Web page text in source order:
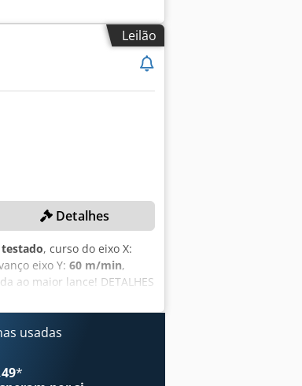
Leilão
Detalhes
, curso do eixo X:
eixo Y: 60 m/min,
ao maior lance! DETALHES
de trabalho do eixo Y: 1.560
eixo Y: 60 m/min
vertical: 20 Fusos para
Número total de fusos
do motor: 10 kW
posicionadas na
usadas
*